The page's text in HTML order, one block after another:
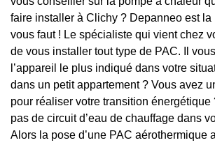
faire installer à Clichy ? Depanneo est la
vous faut ! Le spécialiste qui vient chez
de vous installer tout type de PAC. Il
l’appareil le plus indiqué dans votre
dans un petit appartement ? Vous avez
pour réaliser votre transition énergétique
pas de circuit d’eau de chauffage dans
Alors la pose d’une PAC aérothermique